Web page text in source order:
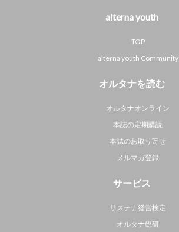
alterna youth
TOP
alterna youth Community
オルタナを読む
オルタナオンライン
本誌の定期購読
本誌のお取り寄せ
メルマガ登録
サービス
サステナ経営検定
オルタナ総研